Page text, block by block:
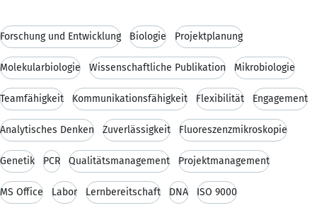
Forschung und Entwicklung Biologie Projektplanung
Molekularbiologie Wissenschaftliche Publikation Mikrobiologie
Teamfähigkeit Kommunikationsfähigkeit Flexibilität Engagement
Analytisches Denken Zuverlässigkeit Fluoreszenzmikroskopie
Genetik PCR Qualitätsmanagement Projektmanagement
MS Office Labor Lernbereitschaft DNA ISO 9000